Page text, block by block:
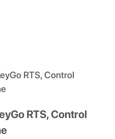
RTS, Control
RTS, Control